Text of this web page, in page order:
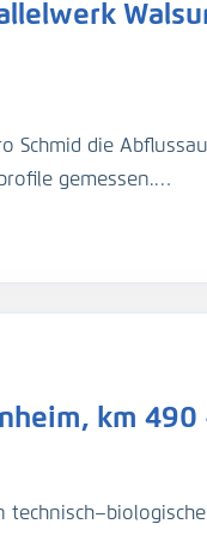
Schmid die
gemessen.
km